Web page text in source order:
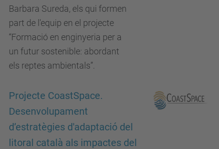
Barbara Sureda, els qui formen
part de l'equip en el projecte
“Formació en enginyeria per a
un futur sostenible: abordant
els reptes ambientals”.
Projecte CoastSpace.
Desenvolupament
d’estratègies d'adaptació del
litoral català als impactes del